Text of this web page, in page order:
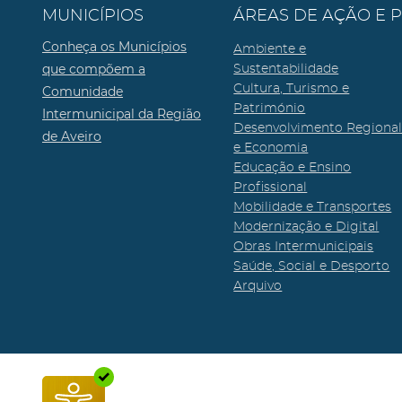
MUNICÍPIOS
Conheça os Municípios
que compõem a
Comunidade
Intermunicipal da Região
de Aveiro
ÁREAS DE AÇÃO E
Ambiente e
Sustentabilidade
Cultura, Turismo e
Património
Desenvolvimento Regional
e Economia
Educação e Ensino
Profissional
Mobilidade e Transportes
Modernização e Digital
Obras Intermunicipais
Saúde, Social e Desporto
Arquivo